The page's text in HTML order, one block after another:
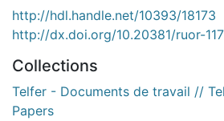
http://hdl.handle.net/10393/18173
http://dx.doi.org/10.20381/ruor-
Collections
Telfer - Documents de travail //
Papers